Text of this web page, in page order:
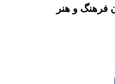
فرهنگ و هنر